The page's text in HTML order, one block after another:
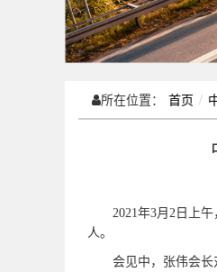
所在位置： 首页
2021年3月2日上午
人。
会见中，张伟会长